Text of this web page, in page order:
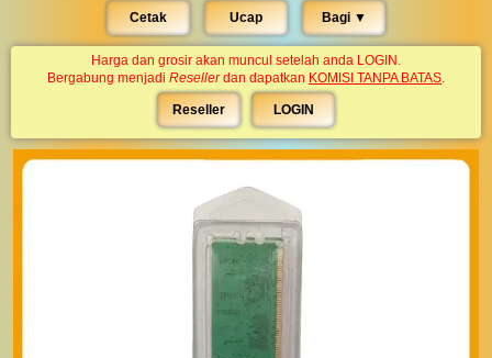
Cetak Ucap Bagi ▼︎
Harga dan grosir akan muncul setelah anda LOGIN.
Bergabung menjadi Resellerdan dapatkan KOMISI TANPA BATAS.
Reseller LOGIN